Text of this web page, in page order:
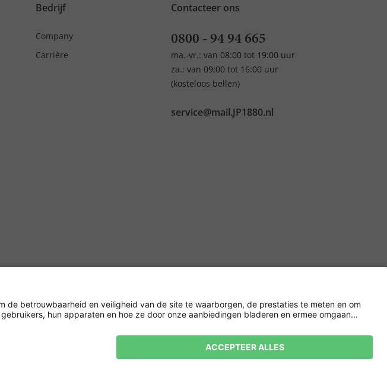
Bedrijf
Company
Carrière
Contacteer ons
0800 - 94 94 665
ma.-vr.: van 08:00 tot 19:00 uur
za.: van 09:00 tot 16:00 uur
(kosteloos bellen)
service@mail.JP1880.nl
Cookie-instellingen